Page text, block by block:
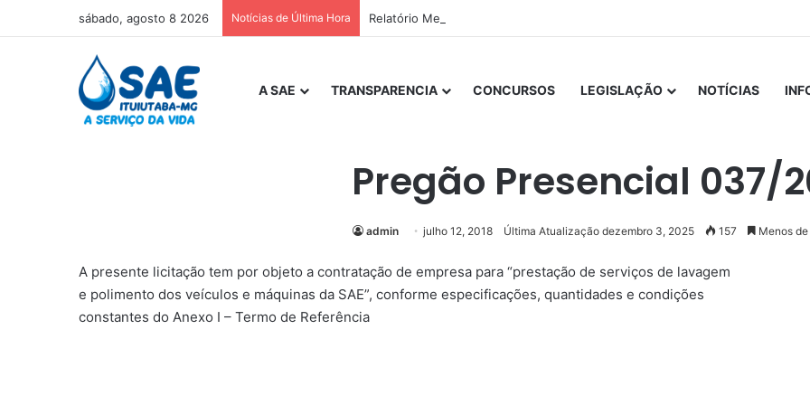
sábado, agosto 8 2026 Notícias de Última Hora Relatório Mensal Janeiro – Qualidade da Água Tratada
A SAE TRANSPARENCIA CONCURSOS LEGISLAÇÃO NOTÍCIAS
Pregão Presencial 037/
admin julho 12, 2018 Última Atualização dezembro 3, 2025 157 Menos de
A presente licitação tem por objeto a contratação de empresa para “prestação de serviços de lavagem
e polimento dos veículos e máquinas da SAE”, conforme especificações, quantidades e condições
constantes do Anexo I – Termo de Referência